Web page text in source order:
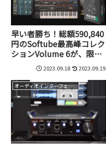
早い者勝ち！総額590,840
円のSoftube最高峰コレク
ションVolume 6が、限定
50本34,290円のキャンペ
ーン実施中！
2023.09.18 2023.09.19
オーディオインターフェイス